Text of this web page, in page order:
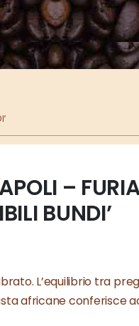
–
BUNDI’
L’equilibrio tra
africane conferisce